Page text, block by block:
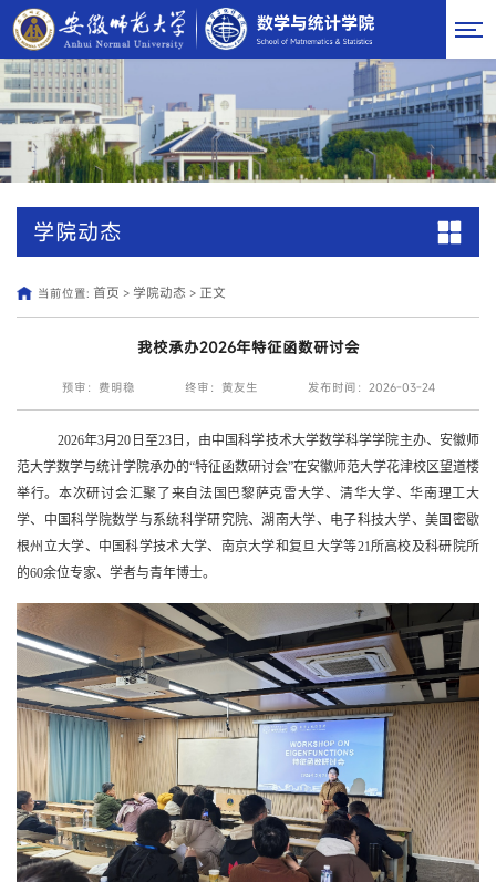
学院动态
当前位置: 首页 > 学院动态 > 正文
我校承办2026年特征函数研讨会
预审：费明稳 终审：黄友生 发布时间：2026-03-24
2026年3月20 日至23日，由中国科学技术大学数学科学学院主办、安徽师
范大学数学与统计学院承办的“特征函数研讨会”在安徽师范大学花津校区望道楼
举行。本次研讨会汇聚了来自法国巴黎萨克雷大学、清华大学、华南理工大
学、中国科学院数学与系统科学研究院、湖南大学、电子科技大学、美国密歇
根州立大学、中国科学技术大学、南京大学和复旦大学等21所高校及科研院所
的60余位专家、学者与青年博士。